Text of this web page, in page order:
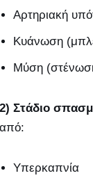
Αρτηριακή
Κυάνωση
Μύση (στένωση
2) Στάδιο
από:
Υπερκαπνία